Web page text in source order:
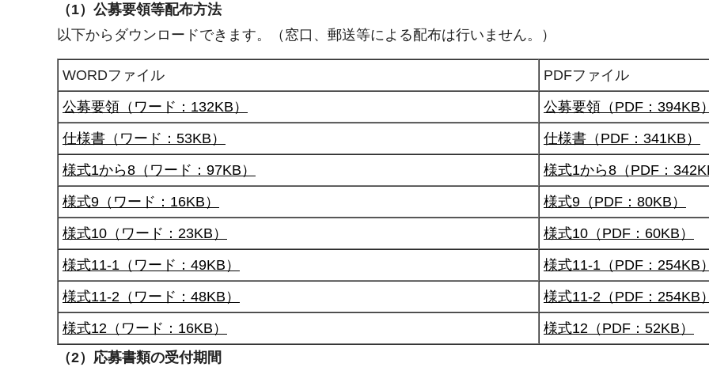
（1）公募要領等配布方法
以下からダウンロードできます。（窓口、郵送等による配布は行いません。）
WORDファイル
PDFファイル
公募要領（ワード：132KB）
公募要領（PDF：394KB）
仕様書（ワード：53KB）
仕様書（PDF：341KB）
様式1から8（ワード：97KB）
様式1から8（PDF：
様式9（ワード：16KB）
様式9（PDF：80KB）
様式10（ワード：23KB）
様式10（PDF：60KB）
様式11-1（ワード：49KB）
様式11-1（PDF：254KB）
様式11-2（ワード：48KB）
様式11-2（PDF：254KB）
様式12（ワード：16KB）
様式12（PDF：52KB）
（2）応募書類の受付期間